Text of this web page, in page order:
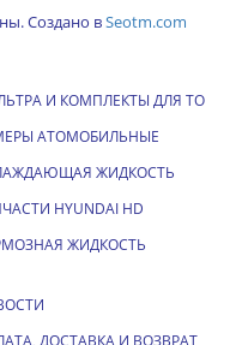
Создано вSeotm.com
И КОМПЛЕКТЫ ДЛЯ ТО
АТОМОБИЛЬНЫЕ
ЖИДКОСТЬ
HYUNDAI HD
ЖИДКОСТЬ
ДОСТАВКА И ВОЗВРАТ